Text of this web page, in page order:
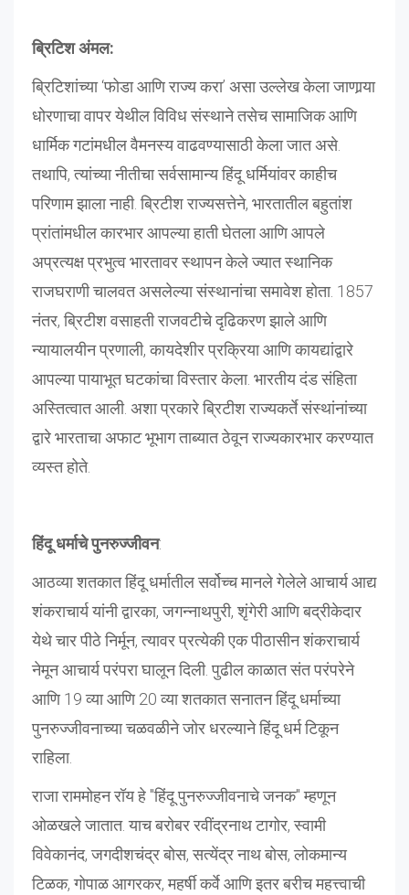
ब्रिटिश अंमल:
ब्रिटिशांच्या ‘फोडा आणि राज्य करा’ असा उल्लेख केला जाणार्‍या
धोरणाचा वापर येथील विविध संस्थाने तसेच सामाजिक आणि
धार्मिक गटांमधील वैमनस्य वाढवण्यासाठी केला जात असे.
तथापि, त्यांच्या नीतीचा सर्वसामान्य हिंदू धर्मियांवर काहीच
परिणाम झाला नाही. ब्रिटीश राज्यसत्तेने, भारतातील बहुतांश
प्रांतांमधील कारभार आपल्या हाती घेतला आणि आपले
अप्रत्यक्ष प्रभुत्व भारतावर स्थापन केले ज्यात स्थानिक
राजघराणी चालवत असलेल्या संस्थानांचा समावेश होता. 1857
नंतर, ब्रिटीश वसाहती राजवटीचे दृढिकरण झाले आणि
न्यायालयीन प्रणाली, कायदेशीर प्रक्रिया आणि कायद्यांद्वारे
आपल्या पायाभूत घटकांचा विस्तार केला. भारतीय दंड संहिता
अस्तित्वात आली. अशा प्रकारे ब्रिटीश राज्यकर्ते संस्थांनांच्या
द्वारे भारताचा अफाट भूभाग ताब्यात ठेवून राज्यकारभार करण्यात
व्यस्त होते.
हिंदू धर्माचे पुनरुज्जीवन:
आठव्या शतकात हिंदू धर्मातील सर्वोच्च मानले गेलेले आचार्य आद्य
शंकराचार्य यांनी द्वारका, जगन्नाथपुरी, शृंगेरी आणि बद्रीकेदार
येथे चार पीठे निर्मून, त्यावर प्रत्येकी एक पीठासीन शंकराचार्य
नेमून आचार्य परंपरा घालून दिली. पुढील काळात संत परंपरेने
आणि 19 व्या आणि 20 व्या शतकात सनातन हिंदू धर्माच्या
पुनरुज्जीवनाच्या चळवळीने जोर धरल्याने हिंदू धर्म टिकून
राहिला.
राजा राममोहन रॉय हे "हिंदू पुनरुज्जीवनाचे जनक" म्हणून
ओळखले जातात. याच बरोबर रवींद्रनाथ टागोर, स्वामी
विवेकानंद, जगदीशचंद्र बोस, सत्येंद्र नाथ बोस, लोकमान्य
टिळक, गोपाळ आगरकर, महर्षी कर्वे आणि इतर बरीच महत्त्वाची